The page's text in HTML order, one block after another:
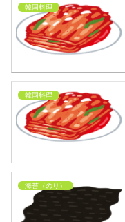
韓国料理
韓国料理
海苔（のり）